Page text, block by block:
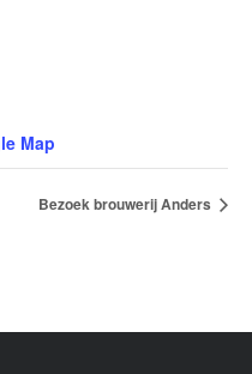
Map
Bezoek brouwerij Anders